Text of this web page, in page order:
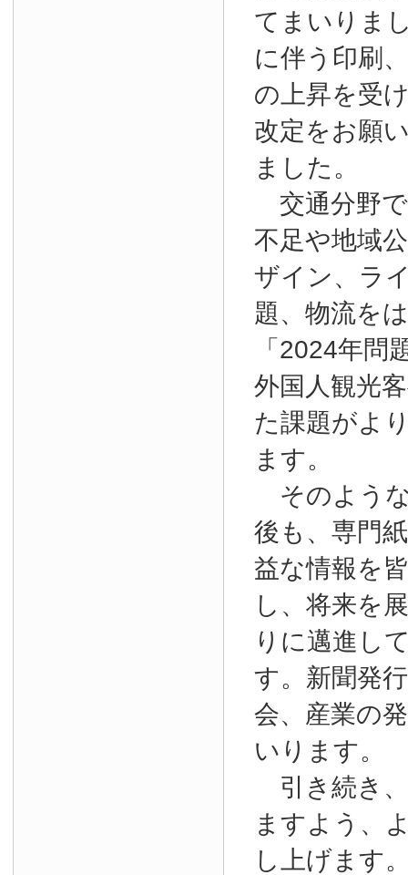
てまいりま
に伴う印刷
の上昇を受
改定をお願
ました。
交通分野
不足や地域
ザイン、ラ
題、物流を
「2024年問
外国人観光
た課題がよ
ます。
そのよう
後も、専門
益な情報を
し、将来を
りに邁進し
す。新聞発
会、産業の
いります。
引き続き
ますよう、
し上げます